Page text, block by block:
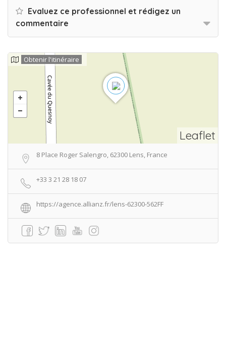
Evaluez ce professionnel et rédigez un
commentaire
Leaflet
Obtenir l'itinéraire
8 Place Roger Salengro, 62300 Lens, France
+33 3 21 28 18 07
https://agence.allianz.fr/lens-62300-562FF